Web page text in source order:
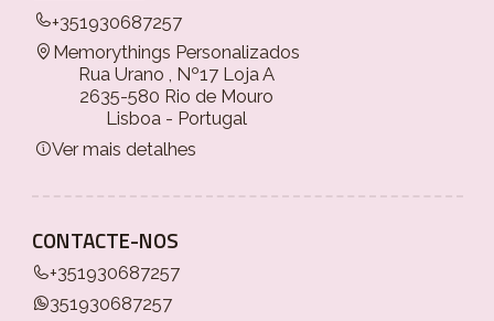
+351930687257
Memorythings Personalizados
Rua Urano , Nº17 Loja A
2635-580 Rio de Mouro
Lisboa - Portugal
Ver mais detalhes
CONTACTE-NOS
+351930687257
351930687257